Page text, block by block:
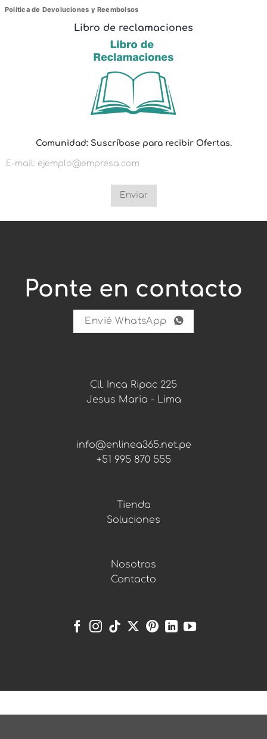
Política de Devoluciones y Reembolsos
Libro de reclamaciones
e
i
i
r
O
C
o
u
n
Comunidad: Suscríbase para recibir Ofertas.
Enviar
Ponte en contacto
Envié WhatsApp
Cll. Inca Ripac 225
Jesus Maria - Lima
info@enlinea365.net.pe
+51 995 870 555
Tienda
Soluciones
Nosotros
Contacto